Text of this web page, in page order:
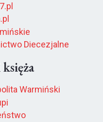
Diecezjalne
Warmiński